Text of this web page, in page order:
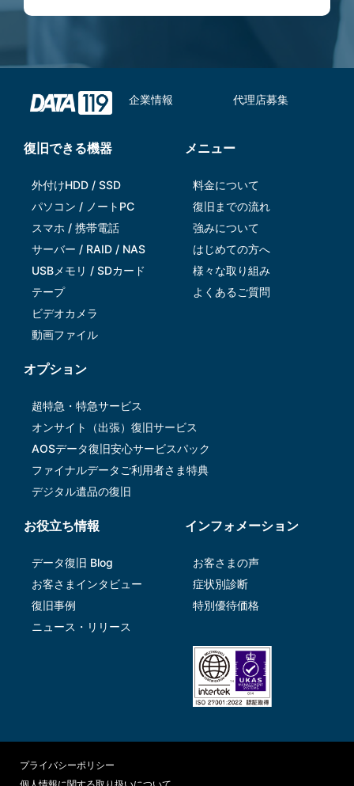
企業情報 代理店募集
復旧できる機器
外付けHDD / SSD
パソコン / ノートPC
スマホ / 携帯電話
サーバー / RAID / NAS
USBメモリ / SDカード
テープ
ビデオカメラ
動画ファイル
メニュー
料金について
復旧までの流れ
強みについて
はじめての方へ
様々な取り組み
よくあるご質問
オプション
超特急・特急サービス
オンサイト（出張）復旧サービス
AOSデータ復旧安⼼サービスパック
ファイナルデータご利⽤者さま特典
デジタル遺品の復旧
お役立ち情報
データ復旧 Blog
お客さまインタビュー
復旧事例
ニュース・リリース
インフォメーション
お客さまの声
症状別診断
特別優待価格
プライバシーポリシー